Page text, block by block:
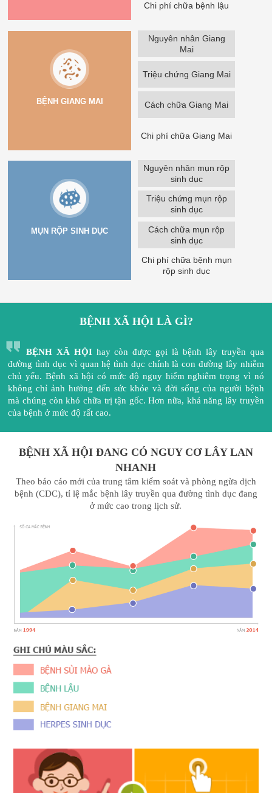
Chi phí chữa bệnh lậu
BỆNH GIANG MAI
Nguyên nhân Giang
Mai
Triệu chứng Giang Mai
Cách chữa Giang Mai
Chi phí chữa Giang Mai
MỤN RỘP SINH DỤC
Nguyên nhân mụn rộp
sinh dục
Triệu chứng mụn rộp
sinh dục
Cách chữa mụn rộp
sinh dục
Chi phí chữa bệnh mụn
rộp sinh dục
BỆNH XÃ HỘI LÀ GÌ?
BỆNH XÃ HỘIhay còn được gọi là bệnh lây truyền qua
đường tình dục vì quan hệ tình dục chính là con đường lây nhiễm
chủ yếu. Bệnh xã hội có mức độ nguy hiểm nghiêm trọng vì nó
không chỉ ảnh hưởng đến sức khỏe và đời sống của người bệnh
mà chúng còn khó chữa trị tận gốc. Hơn nữa, khả năng lây truyền
của bệnh ở mức độ rất cao.
BỆNH XÃ HỘI ĐANG CÓ NGUY CƠ LÂY LAN
NHANH
Theo báo cáo mới của trung tâm kiểm soát và phòng ngừa dịch
bệnh (CDC), tỉ lệ mắc bệnh lây truyền qua đường tình dục đang
ở mức cao trong lịch sử.